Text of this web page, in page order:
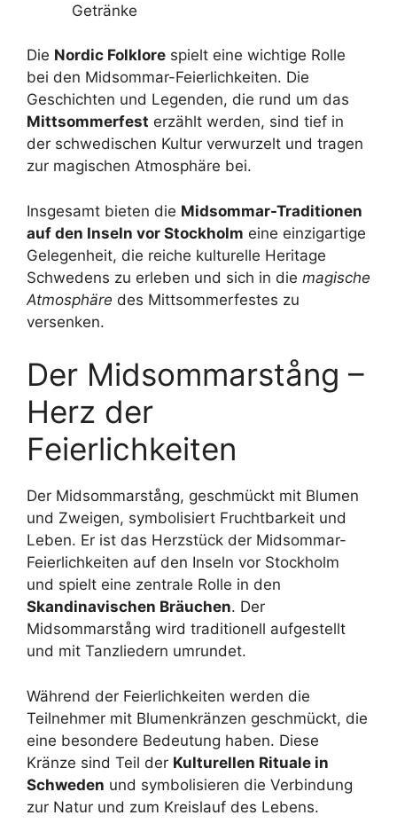
Getränke
Die Nordic Folklore spielt eine wichtige Rolle
bei den Midsommar-Feierlichkeiten. Die
Geschichten und Legenden, die rund um das
Mittsommerfest erzählt werden, sind tief in
der schwedischen Kultur verwurzelt und tragen
zur magischen Atmosphäre bei.
Insgesamt bieten die Midsommar-Traditionen
auf den Inseln vor Stockholm eine einzigartige
Gelegenheit, die reiche kulturelle Heritage
Schwedens zu erleben und sich in die magische
Atmosphäre des Mittsommerfestes zu
versenken.
Der Midsommarstång –
Herz der
Feierlichkeiten
Der Midsommarstång, geschmückt mit Blumen
und Zweigen, symbolisiert Fruchtbarkeit und
Leben. Er ist das Herzstück der Midsommar-
Feierlichkeiten auf den Inseln vor Stockholm
und spielt eine zentrale Rolle in den
Skandinavischen Bräuchen. Der
Midsommarstång wird traditionell aufgestellt
und mit Tanzliedern umrundet.
Während der Feierlichkeiten werden die
Teilnehmer mit Blumenkränzen geschmückt, die
eine besondere Bedeutung haben. Diese
Kränze sind Teil der Kulturellen Rituale in
Schweden und symbolisieren die Verbindung
zur Natur und zum Kreislauf des Lebens.